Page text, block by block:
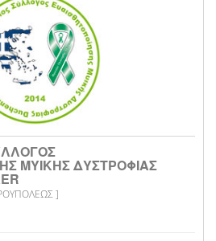
ΜΥΙΚΗΣ ΔΥΣΤΡΟΦΙΑΣ
]